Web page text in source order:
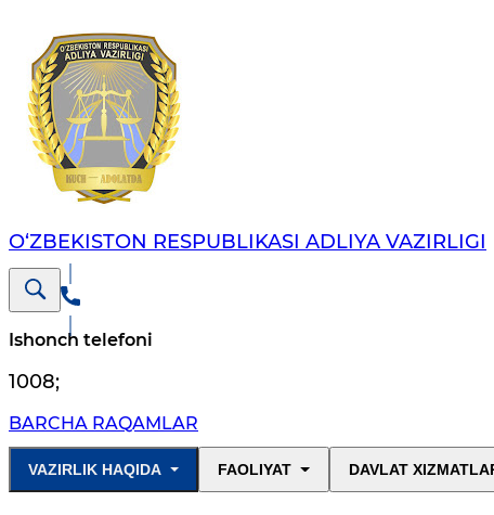
O‘ZBEKISTON RESPUBLIKASI ADLIYA VAZIRLIGI
Ishonch telefoni
1008;
BARCHA RAQAMLAR
VAZIRLIK HAQIDA FAOLIYAT DAVLAT